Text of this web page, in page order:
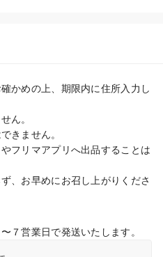
かめの上、期限内に住所入力し
ん。
きません。
フリマアプリへ出品することは
、お早めにお召し上がりくださ
７営業日で発送いたします。